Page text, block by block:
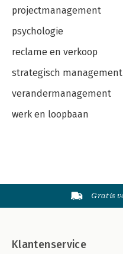
projectmanagement
psychologie
reclame en verkoop
strategisch management
verandermanagement
werk en loopbaan
Gratis
Klantenservice